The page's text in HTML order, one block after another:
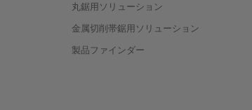
丸鋸用ソリューション
金属切削帯鋸用ソリューション
製品ファインダー